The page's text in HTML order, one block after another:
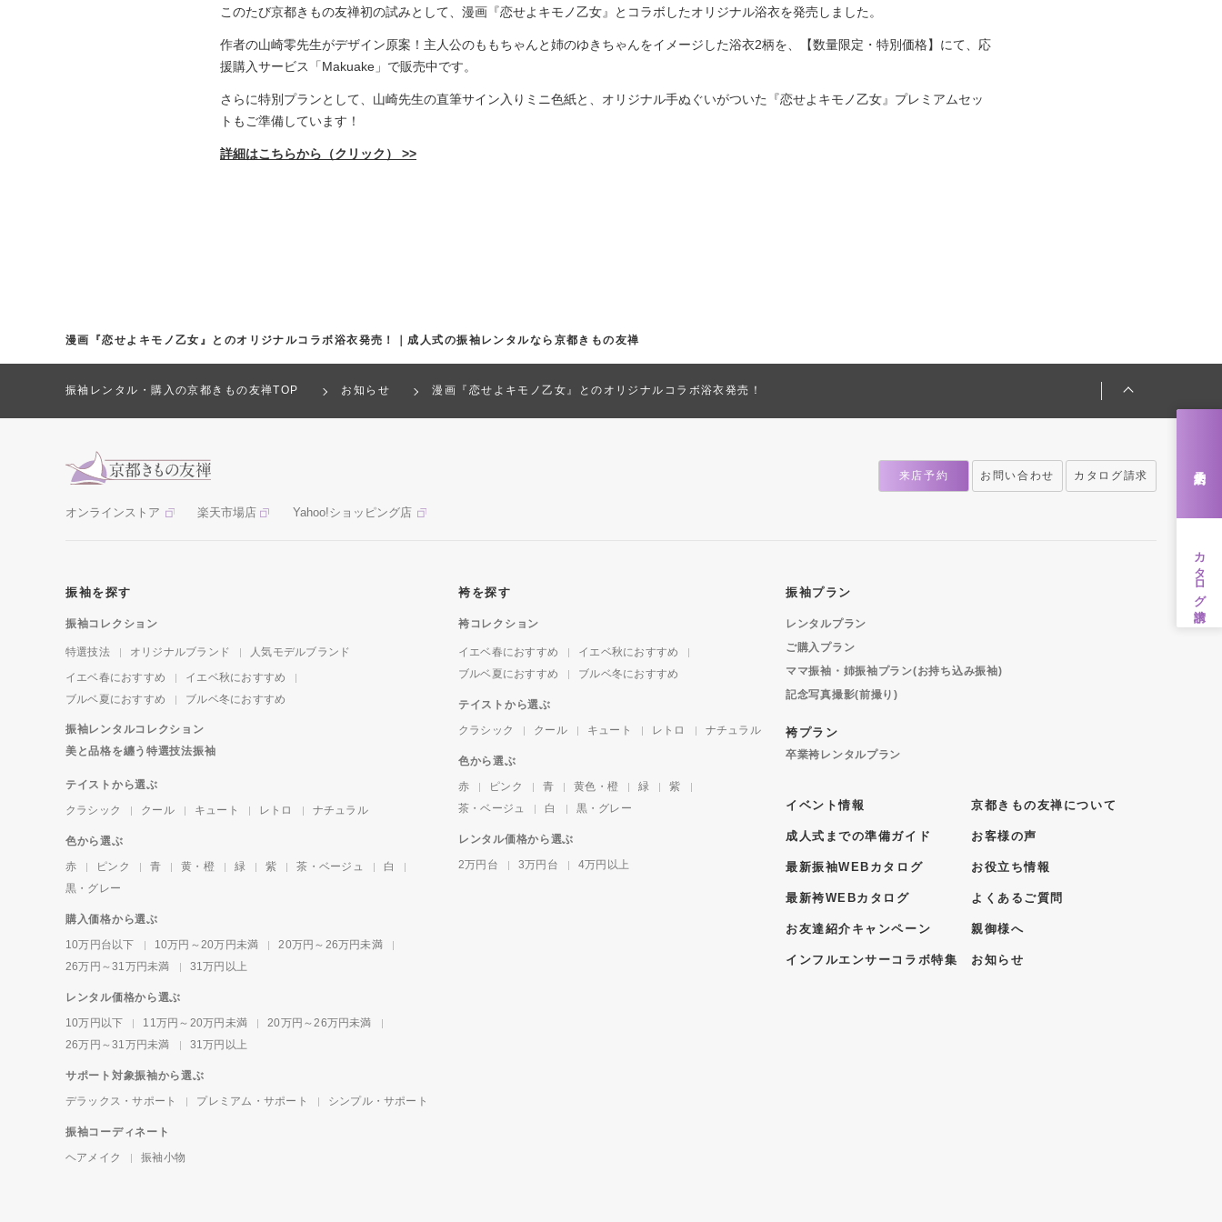
このたび京都きもの友禅初の試みとして、漫画『恋せよキモノ乙女』とコラボしたオリジナル浴衣を発売しました。
作者の山崎零先生がデザイン原案！主人公のももちゃんと姉のゆきちゃんをイメージした浴衣2柄を、【数量限定・特別価格】にて、応
援購入サービス「Makuake」で販売中です。
さらに特別プランとして、山崎先生の直筆サイン入りミニ色紙と、オリジナル手ぬぐいがついた『恋せよキモノ乙女』プレミアムセッ
トもご準備しています！
詳細はこちらから（クリック） >>
漫画『恋せよキモノ乙女』とのオリジナルコラボ浴衣発売！｜成人式の振袖レンタルなら京都きもの友禅
振袖レンタル・購入の京都きもの友禅TOP お知らせ 漫画『恋せよキモノ乙女』とのオリジナルコラボ浴衣発売！
カタログ請求
オンラインストア 楽天市場店 Yahoo!ショッピング店
来店予約 お問い合わせ カタログ請求
振袖を探す
振袖コレクション
特選技法 オリジナルブランド
人気モデルブランド
イエベ春におすすめ
イエベ秋におすすめ
ブルベ夏におすすめ
ブルベ冬におすすめ
振袖レンタルコレクション
美と品格を纏う特選技法振袖
テイストから選ぶ
クラシック
クール キュート レトロ ナチュラル
色から選ぶ
赤
ピンク 青 黄・橙 緑 紫 茶・ベージュ
白
黒・グレー
購入価格から選ぶ
10万円台以下
10万円～20万円未満
20万円～26万円未満
26万円～31万円未満
31万円以上
レンタル価格から選ぶ
10万円以下
11万円～20万円未満
20万円～26万円未満
26万円～31万円未満
31万円以上
サポート対象振袖から選ぶ
デラックス・サポート
プレミアム・サポート シンプル・サポート
振袖コーディネート
ヘアメイク
振袖小物
袴を探す
袴コレクション
イエベ春におすすめ
イエベ秋におすすめ
ブルベ夏におすすめ
ブルベ冬におすすめ
テイストから選ぶ
クラシック
クール キュート レトロ ナチュラル
色から選ぶ
赤
ピンク 青 黄色・橙 緑
紫
茶・ベージュ
白 黒・グレー
レンタル価格から選ぶ
2万円台
3万円台 4万円以上
振袖プラン
レンタルプラン
ご購入プラン
ママ振袖・姉振袖プラン(お持ち込み振袖)
記念写真撮影(前撮り)
袴プラン
卒業袴レンタルプラン
イベント情報
成人式までの準備ガイド
最新振袖WEBカタログ
最新袴WEBカタログ
お友達紹介キャンペーン
インフルエンサーコラボ特集
京都きもの友禅について
お客様の声
お役立ち情報
よくあるご質問
親御様へ
お知らせ